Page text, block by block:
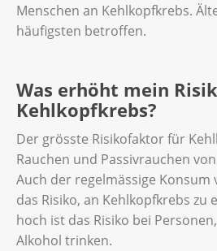
Menschen an Kehlkopfkrebs.
häufigsten betroffen.
Was erhöht mein
Kehlkopfkrebs?
Der grösste Risikofaktor für
Rauchen und Passivrauchen
Auch der regelmässige
das Risiko, an Kehlkopfkrebs zu
hoch ist das Risiko bei
Alkohol trinken.